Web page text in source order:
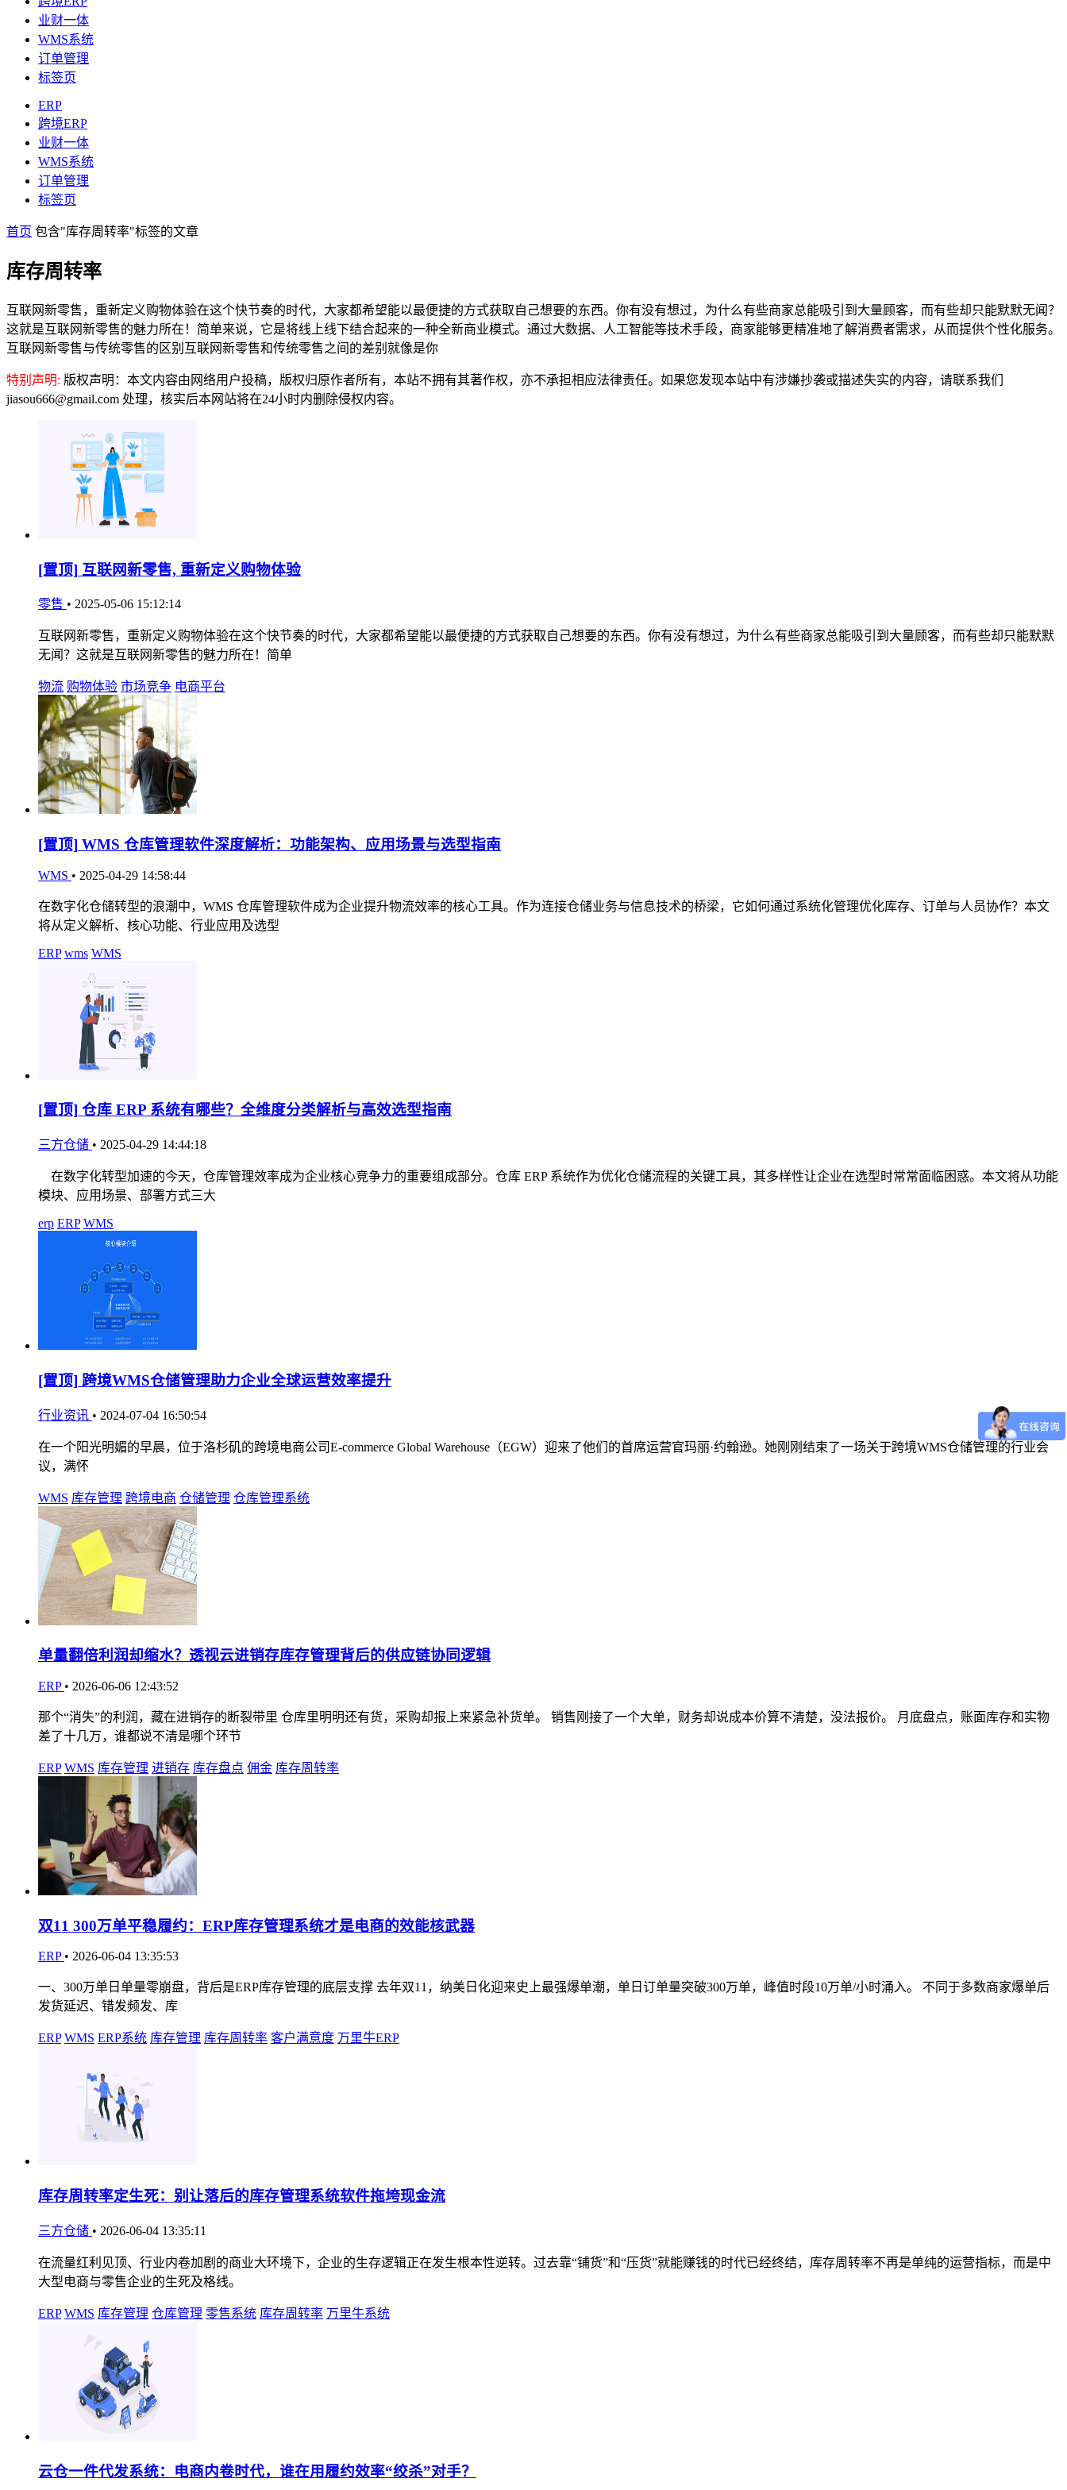
业财一体
WMS系统
订单管理
标签页
ERP
跨境ERP
业财一体
WMS系统
订单管理
标签页
首页 包含"库存周转率"标签的文章
库存周转率
互联网新零售，重新定义购物体验在这个快节奏的时代，大家都希望能以最便捷的方式获取自己想要的东西。你有没有想过，为什么有些商家总能吸引到大量顾客，而有些却只能默默无闻？
这就是互联网新零售的魅力所在！简单来说，它是将线上线下结合起来的一种全新商业模式。通过大数据、人工智能等技术手段，商家能够更精准地了解消费者需求，从而提供个性化服务。
互联网新零售与传统零售的区别互联网新零售和传统零售之间的差别就像是你
特别声明: 版权声明：本文内容由网络用户投稿，版权归原作者所有，本站不拥有其著作权，亦不承担相应法律责任。如果您发现本站中有涉嫌抄袭或描述失实的内容，请联系我们
jiasou666@gmail.com 处理，核实后本网站将在24小时内删除侵权内容。
[置顶] 互联网新零售, 重新定义购物体验
零售 • 2025-05-06 15:12:14
互联网新零售，重新定义购物体验在这个快节奏的时代，大家都希望能以最便捷的方式获取自己想要的东西。你有没有想过，为什么有些商家总能吸引到大量顾客，而有些却只能默默
无闻？这就是互联网新零售的魅力所在！简单
物流 购物体验 市场竞争 电商平台
[置顶] WMS 仓库管理软件深度解析：功能架构、应用场景与选型指南
WMS • 2025-04-29 14:58:44
在数字化仓储转型的浪潮中，WMS 仓库管理软件成为企业提升物流效率的核心工具。作为连接仓储业务与信息技术的桥梁，它如何通过系统化管理优化库存、订单与人员协作？本文
将从定义解析、核心功能、行业应用及选型
ERP wms WMS
[置顶] 仓库 ERP 系统有哪些？全维度分类解析与高效选型指南
三方仓储 • 2025-04-29 14:44:18
在数字化转型加速的今天，仓库管理效率成为企业核心竞争力的重要组成部分。仓库 ERP 系统作为优化仓储流程的关键工具，其多样性让企业在选型时常常面临困惑。本文将从功能
模块、应用场景、部署方式三大
erp ERP WMS
[置顶] 跨境WMS仓储管理助力企业全球运营效率提升
行业资讯 • 2024-07-04 16:50:54
在一个阳光明媚的早晨，位于洛杉矶的跨境电商公司E-commerce Global Warehouse（EGW）迎来了他们的首席运营官玛丽·约翰逊。她刚刚结束了一场关于跨境WMS仓储管理的行业会
议，满怀
WMS 库存管理 跨境电商 仓储管理 仓库管理系统
单量翻倍利润却缩水？透视云进销存库存管理背后的供应链协同逻辑
ERP • 2026-06-06 12:43:52
那个“消失”的利润，藏在进销存的断裂带里 仓库里明明还有货，采购却报上来紧急补货单。 销售刚接了一个大单，财务却说成本价算不清楚，没法报价。 月底盘点，账面库存和实物
差了十几万，谁都说不清是哪个环节
ERP WMS 库存管理 进销存 库存盘点 佣金 库存周转率
双11 300万单平稳履约：ERP库存管理系统才是电商的效能核武器
ERP • 2026-06-04 13:35:53
一、300万单日单量零崩盘，背后是ERP库存管理的底层支撑 去年双11，纳美日化迎来史上最强爆单潮，单日订单量突破300万单，峰值时段10万单/小时涌入。 不同于多数商家爆单后
发货延迟、错发频发、库
ERP WMS ERP系统 库存管理 库存周转率 客户满意度 万里牛ERP
库存周转率定生死：别让落后的库存管理系统软件拖垮现金流
三方仓储 • 2026-06-04 13:35:11
在流量红利见顶、行业内卷加剧的商业大环境下，企业的生存逻辑正在发生根本性逆转。过去靠“铺货”和“压货”就能赚钱的时代已经终结，库存周转率不再是单纯的运营指标，而是中
大型电商与零售企业的生死及格线。
ERP WMS 库存管理 仓库管理 零售系统 库存周转率 万里牛系统
云仓一件代发系统：电商内卷时代，谁在用履约效率“绞杀”对手？